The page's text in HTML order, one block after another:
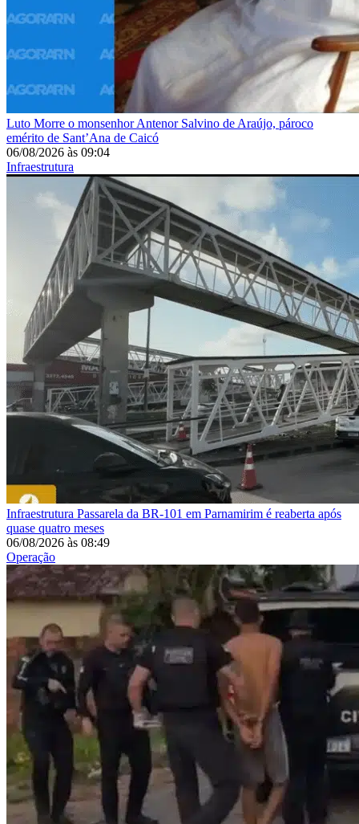
Luto Morre o monsenhor Antenor Salvino de Araújo, pároco
emérito de Sant’Ana de Caicó
06/08/2026 às 09:04
Infraestrutura
Infraestrutura Passarela da BR-101 em Parnamirim é reaberta após
quase quatro meses
06/08/2026 às 08:49
Operação